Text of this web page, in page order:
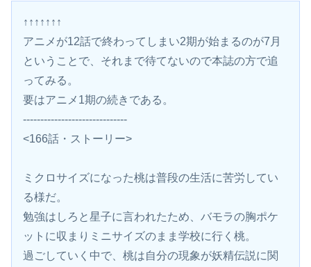
↑↑↑↑↑↑↑
アニメが12話で終わってしまい2期が始まるのが7月
ということで、それまで待てないので本誌の方で追
ってみる。
要はアニメ1期の続きである。
------------------------------
<166話・ストーリー>
ミクロサイズになった桃は普段の生活に苦労してい
る様だ。
勉強はしろと星子に言われたため、バモラの胸ポケ
ットに収まりミニサイズのまま学校に行く桃。
過ごしていく中で、桃は自分の現象が妖精伝説に関